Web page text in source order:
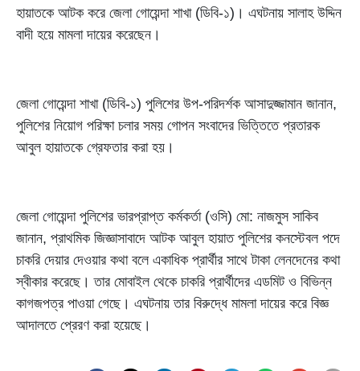
হায়াতকে আটক করে জেলা গোয়েন্দা শাখা (ডিবি-১)। এঘটনায় সালাহ উদ্দিন
বাদী হয়ে মামলা দায়ের করেছেন।
জেলা গোয়েন্দা শাখা (ডিবি-১) পুলিশের উপ-পরিদর্শক আসাদুজ্জামান জানান,
পুলিশের নিয়োগ পরিক্ষা চলার সময় গোপন সংবাদের ভিত্তিতে প্রতারক
আবুল হায়াতকে গ্রেফতার করা হয়।
জেলা গোয়েন্দা পুলিশের ভারপ্রাপ্ত কর্মকর্তা (ওসি) মো: নাজমুস সাকিব
জানান, প্রাথমিক জিজ্ঞাসাবাদে আটক আবুল হায়াত পুলিশের কনস্টেবল পদে
চাকরি দেয়ার দেওয়ার কথা বলে একাধিক প্রার্থীর সাথে টাকা লেনদেনের কথা
স্বীকার করেছে। তার মোবাইল থেকে চাকরি প্রার্থীদের এডমিট ও বিভিন্ন
কাগজপত্র পাওয়া গেছে। এঘটনায় তার বিরুদ্ধে মামলা দায়ের করে বিজ্ঞ
আদালতে প্রেরণ করা হয়েছে।